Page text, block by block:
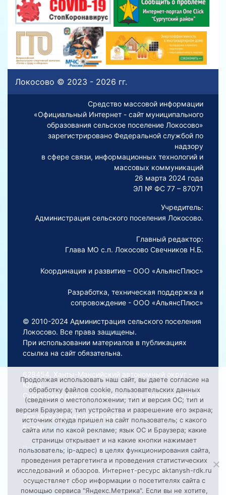
Локосово © 2023 - 2026 гг.
Средство массовой информации
«Официальный Интернет - сайт муниципального
образования сельское поселение Локосово»
зарегистрировано Федеральной службой по
надзору
в сфере связи, информационных технологий и
массовых коммуникаций
26 марта 2024 года
ЭЛ № ФС 77 – 87071
Учредитель:
Администрация сельского поселения Локосово.
Главный редактор:
Глава МО с.п. Локосово Свечников Н.Б.
Координация и развитие – ООО «АльянсПлюс»
Разработка, техническая поддержка и
сопровождение - ООО «АльянсПлюс»
© 2010-2024 Администрация сельского поселения
Локосово. Все права защищены.
При использовании материалов в публикациях
ссылка на сайт обязательна.
628454, Ханты-Мансийский автономный округ –
Югра,
Сургутский район, с. Локосово, ул. Заводская, д. 5
Тел./факс 8 (3462) 550-548
E-mail:Lokosovoadm@mail.ru
Порядок обработки персональных данных на сайте
Смещение времени на сайте относительно
московского: +2 ч.
Продолжая использовать наш сайт, вы даете согласие на
обработку файлов cookie, пользовательских данных
(сведения о местоположении; тип и версия ОС; тип и
версия Браузера; тип устройства и разрешение его экрана;
источник откуда пришел на сайт пользователь; с какого
сайта или по какой рекламе; язык ОС и Браузера; какие
страницы открывает и на какие кнопки нажимает
пользователь; ip-адрес) в целях функционирования сайта,
проведения ретаргетинга и проведения статистических
исследований и обзоров. Интернет-ресурс aktanysh-rdk.ru
осуществляет сбор информации о посетителях сайта с
помощью сервиса "Яндекс.Метрика". Если вы не хотите,